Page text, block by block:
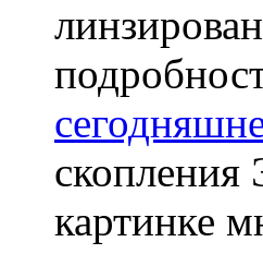
скопления
картинке